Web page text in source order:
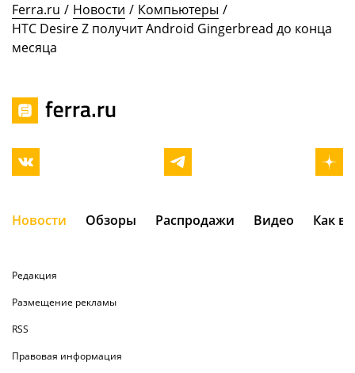
Ferra.ru / Новости / Компьютеры /
HTC Desire Z получит Android Gingerbread до конца
месяца
Новости Обзоры Распродажи Видео Как
Редакция
Размещение рекламы
RSS
Правовая информация